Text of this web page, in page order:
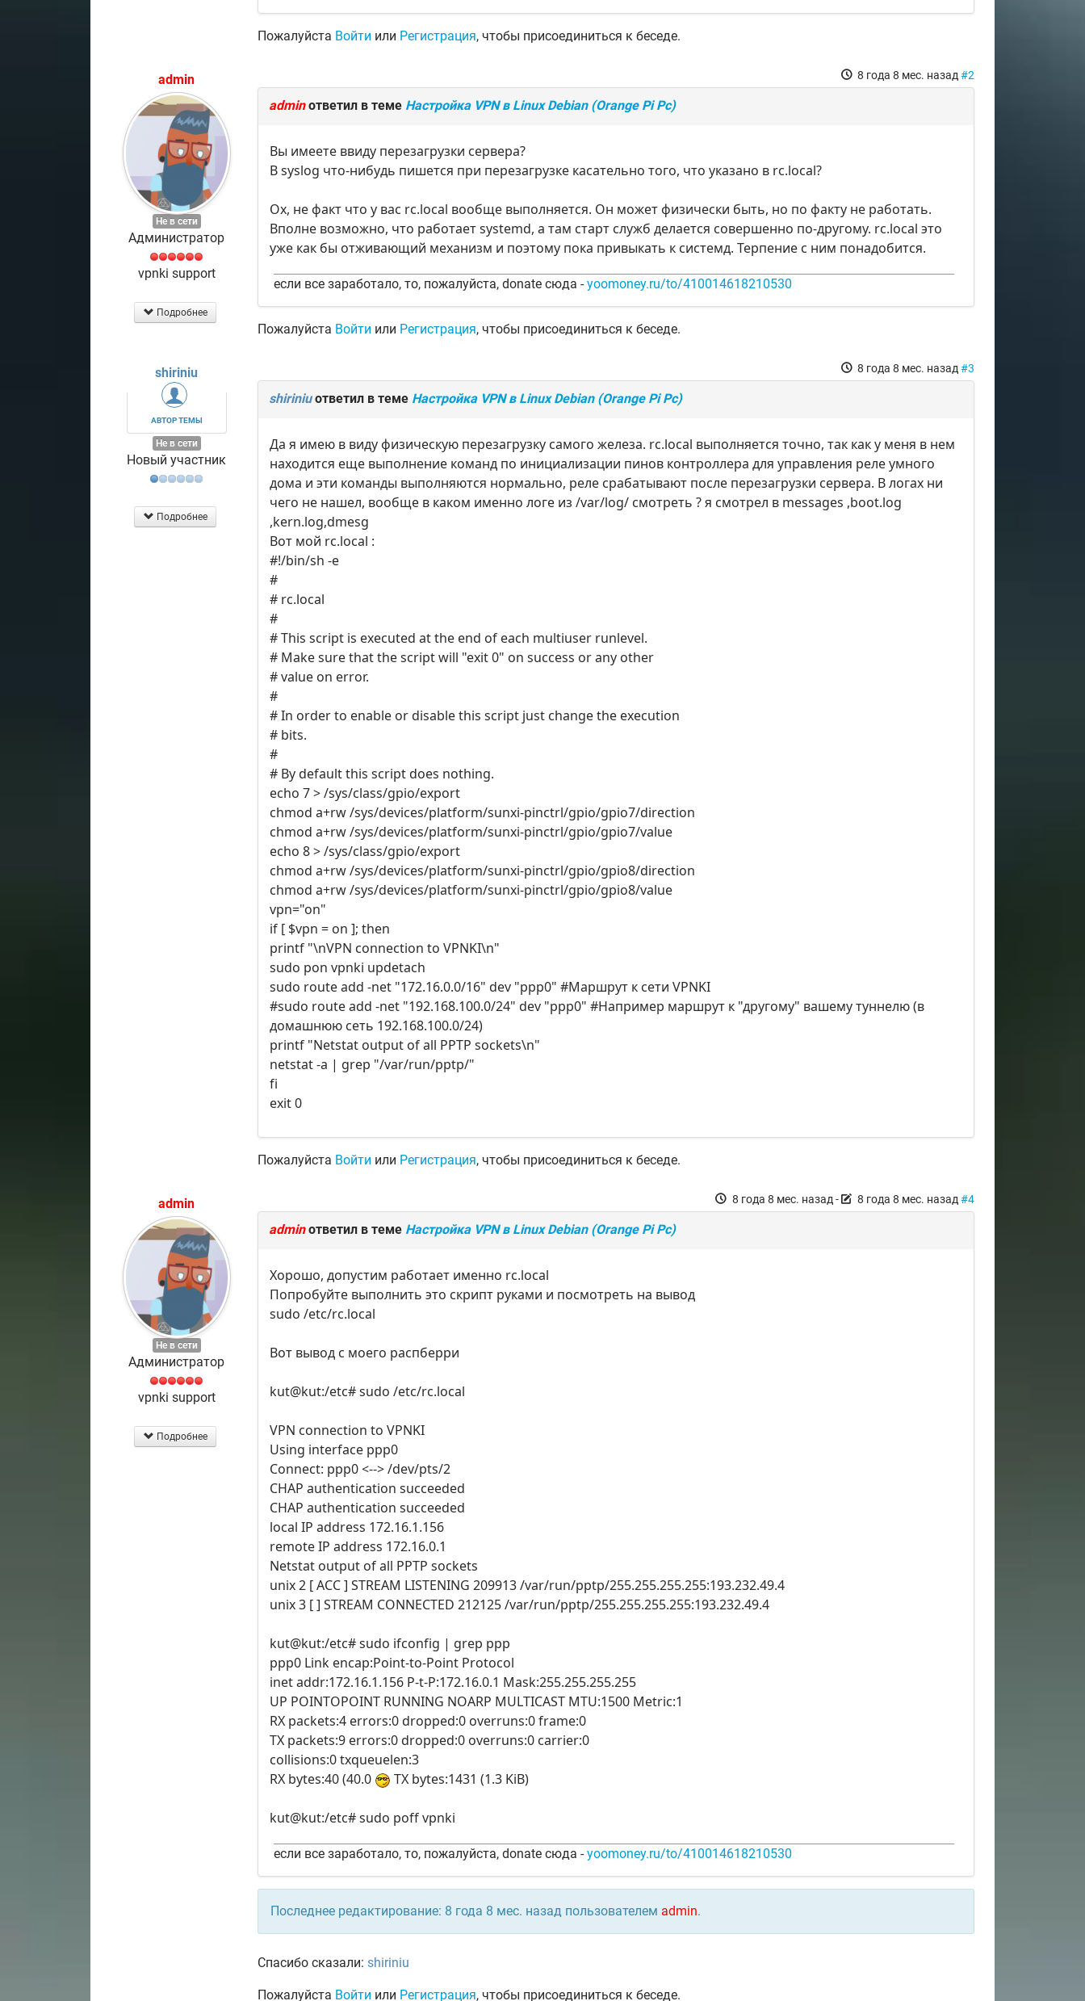
Пожалуйста Войти или Регистрация, чтобы присоединиться к беседе.
admin
Не в сети
Администратор
vpnki support
Подробнее
8 года 8 мес. назад #2
adminответил в теме Настройка VPN в Linux Debian (Orange Pi Pc)
Вы имеете ввиду перезагрузки сервера?
В syslog что-нибудь пишется при перезагрузке касательно того, что указано в rc.local?
Ох, не факт что у вас rc.local вообще выполняется. Он может физически быть, но по факту не работать.
Вполне возможно, что работает systemd, а там старт служб делается совершенно по-другому. rc.local это
уже как бы отживающий механизм и поэтому пока привыкать к системд. Терпение с ним понадобится.
если все заработало, то, пожалуйста, donate сюда -yoomoney.ru/to/410014618210530
Пожалуйста Войти или Регистрация, чтобы присоединиться к беседе.
shiriniu
АВТОР ТЕМЫ
Не в сети
Новый участник
Подробнее
8 года 8 мес. назад #3
shiriniuответил в теме Настройка VPN в Linux Debian (Orange Pi Pc)
Да я имею в виду физическую перезагрузку самого железа. rc.local выполняется точно, так как у меня в нем
находится еще выполнение команд по инициализации пинов контроллера для управления реле умного
дома и эти команды выполняются нормально, реле срабатывают после перезагрузки сервера. В логах ни
чего не нашел, вообще в каком именно логе из /var/log/ смотреть ? я смотрел в messages ,boot.log
,kern.log,dmesg
Вот мой rc.local :
#!/bin/sh -e
#
# rc.local
#
# This script is executed at the end of each multiuser runlevel.
# Make sure that the script will "exit 0" on success or any other
# value on error.
#
# In order to enable or disable this script just change the execution
# bits.
#
# By default this script does nothing.
echo 7 > /sys/class/gpio/export
chmod a+rw /sys/devices/platform/sunxi-pinctrl/gpio/gpio7/direction
chmod a+rw /sys/devices/platform/sunxi-pinctrl/gpio/gpio7/value
echo 8 > /sys/class/gpio/export
chmod a+rw /sys/devices/platform/sunxi-pinctrl/gpio/gpio8/direction
chmod a+rw /sys/devices/platform/sunxi-pinctrl/gpio/gpio8/value
vpn="on"
if [ $vpn = on ]; then
printf "\nVPN connection to VPNKI\n"
sudo pon vpnki updetach
sudo route add -net "172.16.0.0/16" dev "ppp0" #Маршрут к сети VPNKI
#sudo route add -net "192.168.100.0/24" dev "ppp0" #Например маршрут к "другому" вашему туннелю (в
домашнюю сеть 192.168.100.0/24)
printf "Netstat output of all PPTP sockets\n"
netstat -a | grep "/var/run/pptp/"
fi
exit 0
Пожалуйста Войти или Регистрация, чтобы присоединиться к беседе.
admin
Не в сети
Администратор
vpnki support
Подробнее
8 года 8 мес. назад - 8 года 8 мес. назад #4
adminответил в теме Настройка VPN в Linux Debian (Orange Pi Pc)
Хорошо, допустим работает именно rc.local
Попробуйте выполнить это скрипт руками и посмотреть на вывод
sudo /etc/rc.local
Вот вывод с моего распберри
kut@kut:/etc# sudo /etc/rc.local
VPN connection to VPNKI
Using interface ppp0
Connect: ppp0 <--> /dev/pts/2
CHAP authentication succeeded
CHAP authentication succeeded
local IP address 172.16.1.156
remote IP address 172.16.0.1
Netstat output of all PPTP sockets
unix 2 [ ACC ] STREAM LISTENING 209913 /var/run/pptp/255.255.255.255:193.232.49.4
unix 3 [ ] STREAM CONNECTED 212125 /var/run/pptp/255.255.255.255:193.232.49.4
kut@kut:/etc# sudo ifconfig | grep ppp
ppp0 Link encap:Point-to-Point Protocol
inet addr:172.16.1.156 P-t-P:172.16.0.1 Mask:255.255.255.255
UP POINTOPOINT RUNNING NOARP MULTICAST MTU:1500 Metric:1
RX packets:4 errors:0 dropped:0 overruns:0 frame:0
TX packets:9 errors:0 dropped:0 overruns:0 carrier:0
collisions:0 txqueuelen:3
RX bytes:40 (40.0
TX bytes:1431 (1.3 KiB)
kut@kut:/etc# sudo poff vpnki
если все заработало, то, пожалуйста, donate сюда -yoomoney.ru/to/410014618210530
Последнее редактирование: 8 года 8 мес. назад пользователем admin.
Спасибо сказали:shiriniu
Пожалуйста Войти или Регистрация, чтобы присоединиться к беседе.